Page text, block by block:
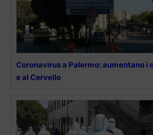
Coronavirus a Palermo: aumentano i
e al Cervello